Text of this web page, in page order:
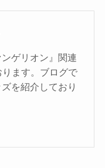
ゲリオン』関連
ます。ブログで
を紹介しており